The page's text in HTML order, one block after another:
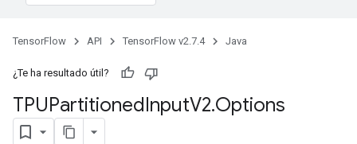
TensorFlow API TensorFlow v2.7.4 Java
¿Te ha resultado útil?
TPUPartitionedInputV2.Options